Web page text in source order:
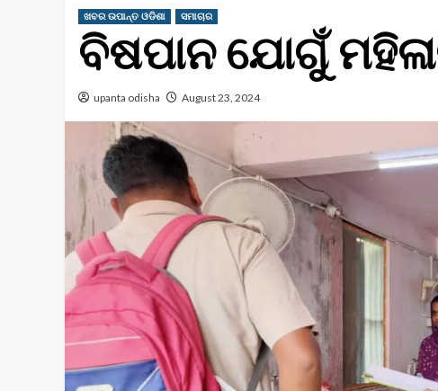
ଖବର ଉପାନ୍ତ ଓଡିଶା ସମାଚାର
ବିଷପାନ ଯୋଗୁଁ
upanta odisha August 23, 2024